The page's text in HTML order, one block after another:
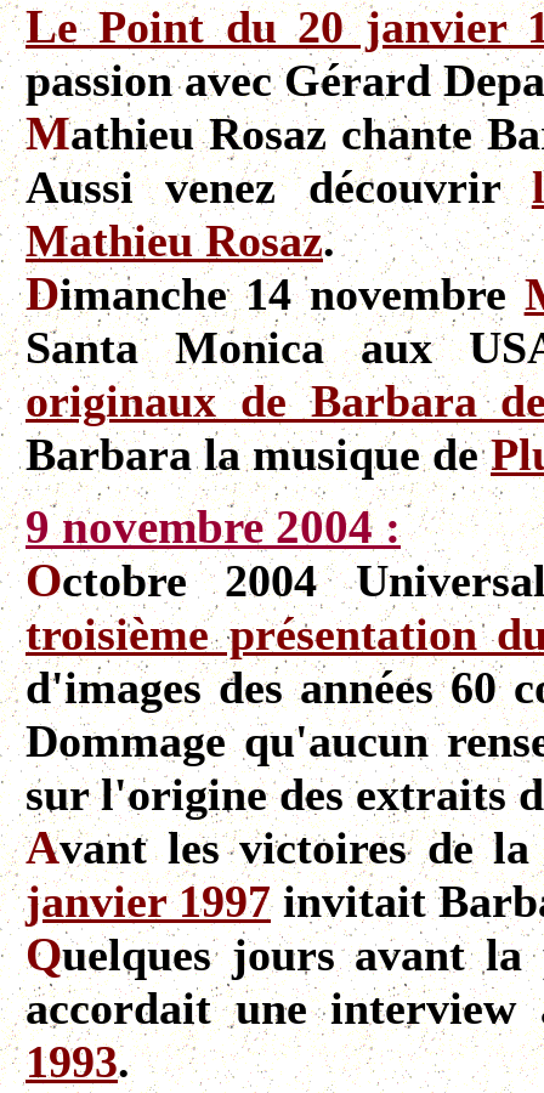
Le Point du 20 janvier
passion avec Gérard
Mathieu Rosaz chante
Aussi venez découvrir
Mathieu Rosaz.
Dimanche 14 novembre
Santa Monica aux
originaux de Barbara
Barbara la musique de
9novembre 2004 :
Octobre 2004
troisième présentation
d'images des années 60
Dommage qu'aucun
sur l'origine des extraits
Avant les victoires de
janvier 1997invitait
Quelques jours avant
accordait une
1993.